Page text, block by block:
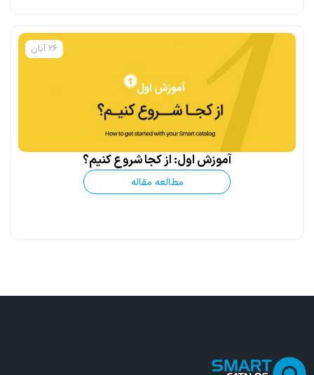
26 آبان
آموزش اول: از کجا شروع کنیم؟
مطالعه مقاله